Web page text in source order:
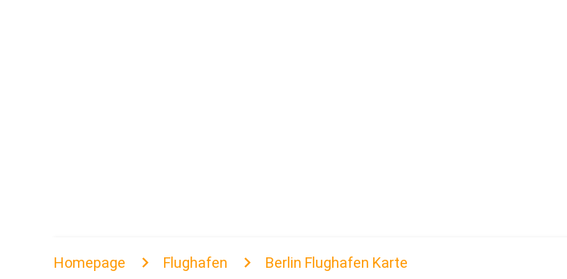
Homepage Flughafen Berlin Flughafen Karte